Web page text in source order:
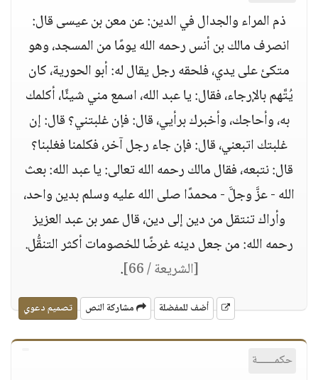
ذم المراء والجدال في الدين: عن معن بن عيسى قال:
انصرف مالك بن أنس رحمه الله يومًا من المسجد، وهو
متكئ على يدي، فلحقه رجل يقال له: أبو الحورية، كان
يُتَّهم بالإرجاء، فقال: يا عبد الله، اسمع مني شيئًا، أكلمك
به، وأحاجك، وأخبرك برأيي، قال: فإن غلبتني؟ قال: إن
غلبتك اتبعني، قال: فإن جاء رجل آخر، فكلمنا فغلبنا؟
قال: نتبعه، فقال مالك رحمه الله تعالى: يا عبد الله: بعث
الله - عزَّ وجلَّ - محمدًا صلى الله عليه وسلم بدين واحد،
وأراك تنتقل من دين إلى دين، قال عمر بن عبد العزيز
رحمه الله: من جعل دينه غرضًا للخصومات أكثر التنقُّل.
[الشريعة / 66]
.
أضف للمفضلة مشاركة النص تصميم دعوي
حكمــــــة